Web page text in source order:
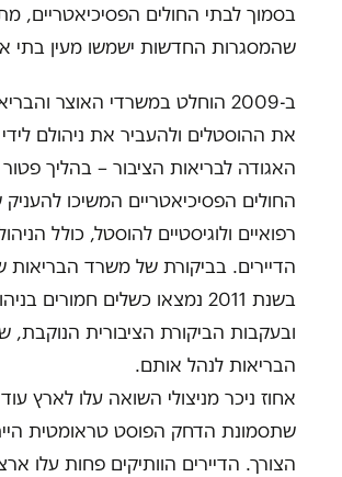
בסמוך לבתי החולים הפסיכיאטריים,
שהמסגרות החדשות ישמשו מעין בתי
ב-2009 הוחלט במשרדי האוצר
את ההוסטלים ולהעביר את ניהולם
האגודה לבריאות הציבור – בהליך
החולים הפסיכיאטריים המשיכו להעניק
רפואיים ולוגיסטיים להוסטל, כולל
הדיירים. בביקורת של משרד הבריאות
בשנת 2011 נמצאו כשלים חמורים
ובעקבות הביקורת הציבורית
הבריאות לנהל אותם.
אחוז ניכר מניצולי השואה עלו לארץ עוד
שתסמונת הדחק הפוסט טראומטית
הצורך. הדיירים הוותיקים פחות עלו